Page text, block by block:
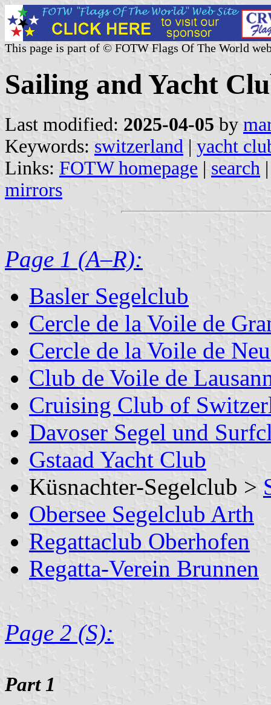
This page is part of © FOTW Flags Of The World
Sailing and Yacht
Last modified: 2025-04-05 by
Keywords: switzerland | yacht
Links: FOTW homepage | search
mirrors
Page 1 (A–R):
Basler Segelclub
Cercle de la Voile de
Cercle de la Voile de
Club de Voile de
Cruising Club of
Davoser Segel und
Gstaad Yacht Club
Küsnachter-Segelclub >
Obersee Segelclub Arth
Regattaclub Oberhofen
Regatta-Verein Brunnen
Page 2 (S):
Part 1